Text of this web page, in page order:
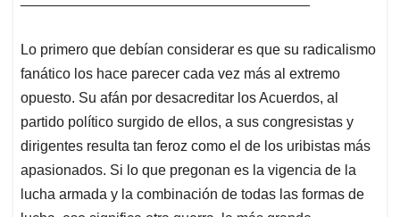
Lo primero que debían considerar es que su radicalismo
fanático los hace parecer cada vez más al extremo
opuesto. Su afán por desacreditar los Acuerdos, al
partido político surgido de ellos, a sus congresistas y
dirigentes resulta tan feroz como el de los uribistas más
apasionados. Si lo que pregonan es la vigencia de la
lucha armada y la combinación de todas las formas de